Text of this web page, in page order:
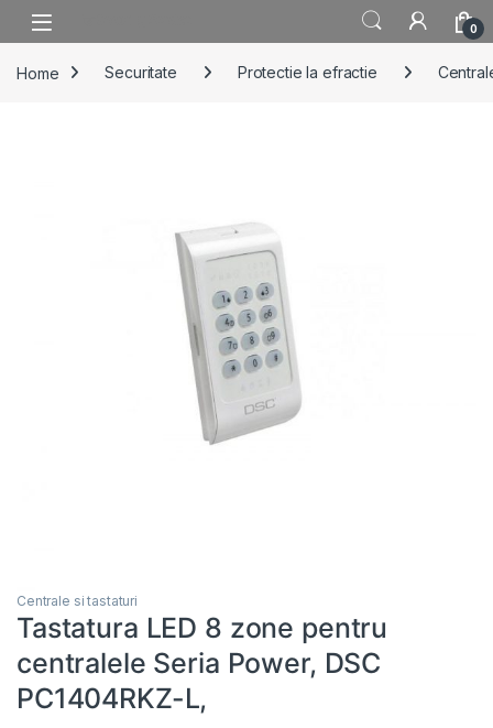
Skip to navigation
Skip to content
0
Home Securitate Protectie la efractie
Centrale si tastaturi
Tastatura LED 8 zone pentru
centralele Seria Power, DSC
PC1404RKZ-L,